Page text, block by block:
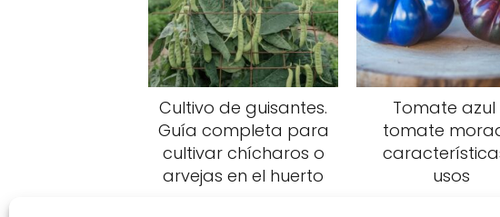
Cultivo de guisantes.
Guía completa para
cultivar chícharos o
arvejas en el huerto
Tomate azul
tomate
usos